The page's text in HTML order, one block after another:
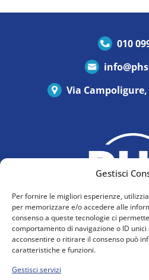
Gestisci
Per fornire le migliori esperienze,
per memorizzare e/o accedere alle
consenso a queste tecnologie ci
comportamento di navigazione o ID unici
acconsentire o ritirare il consenso può
caratteristiche e funzioni.
Gestisci servizi
010
Via Campoligure,
Privacy